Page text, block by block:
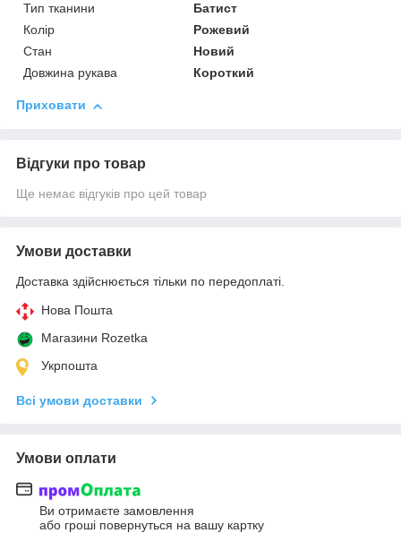
Тип тканини
Батист
Колір
Рожевий
Стан
Новий
Довжина рукава
Короткий
Приховати
Відгуки про товар
Ще немає відгуків про цей товар
Умови доставки
Доставка здійснюється тільки по передоплаті.
Нова Пошта
Магазини Rozetka
Укрпошта
Всі умови доставки
Умови оплати
Ви отримаєте замовлення
або гроші повернуться на вашу картку